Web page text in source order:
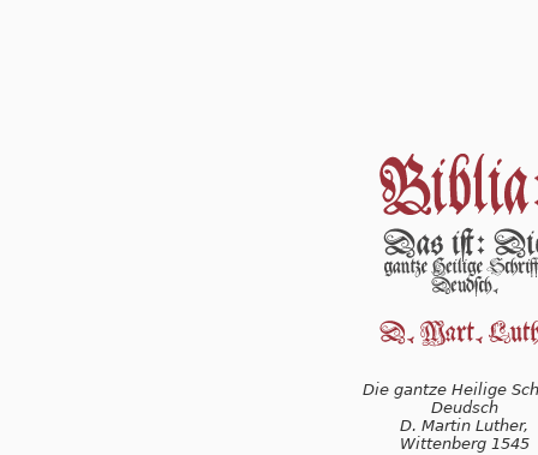
Die gantze Heilige
Deudsch
D. Martin Luther,
Wittenberg 1545